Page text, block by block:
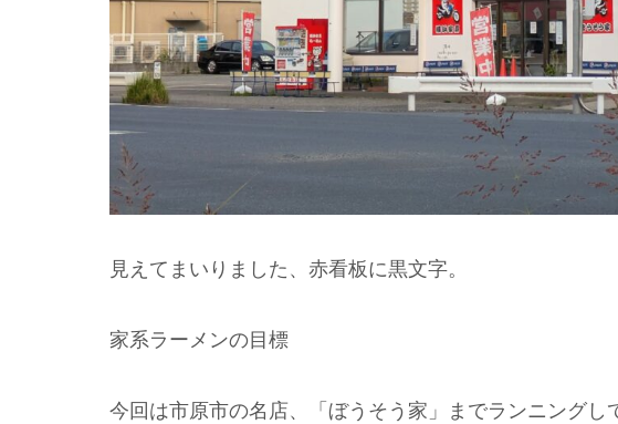
見えてまいりました、赤看板に黒文字。
家系ラーメンの目標
今回は市原市の名店、「ぼうそう家」までランニングし